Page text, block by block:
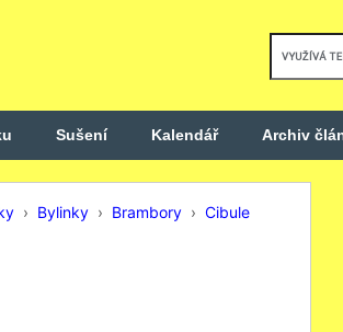
Sušení Kalendář Archiv
› Bylinky › Brambory › Cibule